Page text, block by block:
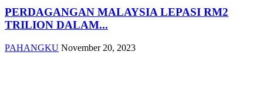
PERDAGANGAN MALAYSIA LEPASI RM2
TRILION DALAM...
PAHANGKU November 20, 2023